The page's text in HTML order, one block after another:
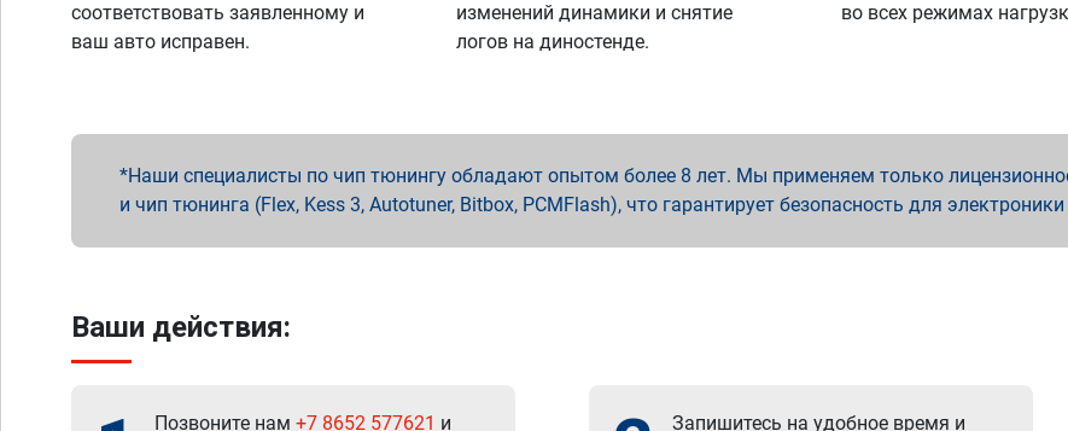
соответствовать заявленному и
ваш авто исправен.
изменений динамики и снятие
логов на диностенде.
во всех режимах
Наши специалисты по чип тюнингу обладают опытом более 8 лет. Мы применяем только
и чип тюнинга (Flex, Kess 3, Autotuner, Bitbox, PCMFlash), что гарантирует безопасность для
Ваши действия:
Позвоните нам +7 8652 577621 и Запишитесь на удобное время и